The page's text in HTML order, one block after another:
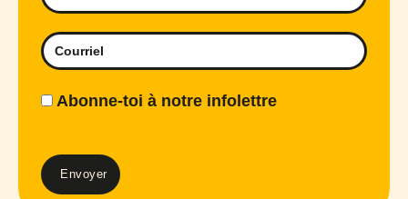
Abonne-toi à notre infolettre